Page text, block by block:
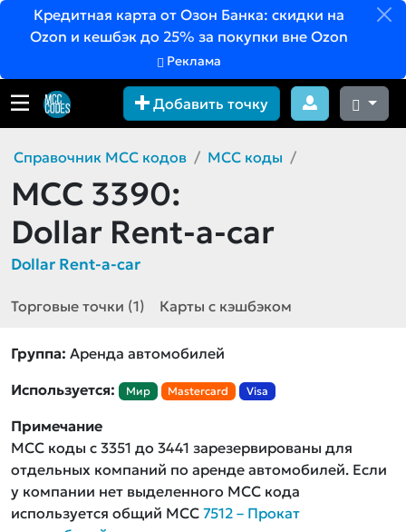
Кредитная карта от Озон Банка: скидки на
Ozon и кешбэк до 25% за покупки вне Ozon
Реклама
Добавить точку
Справочник MCC кодов MCC коды
MCC 3390:
Dollar Rent-a-car
Dollar Rent-a-car
Торговые точки (1) Карты с кэшбэком
Группа: Аренда автомобилей
Используется:
Мир Mastercard Visa
Примечание
MCC коды с 3351 до 3441 зарезервированы для
отдельных компаний по аренде автомобилей. Если
у компании нет выделенного MCC кода
используется общий MCC 7512 – Прокат